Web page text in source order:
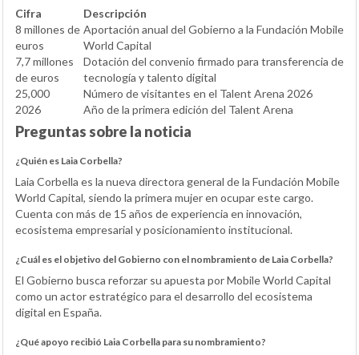
Cifra
Descripción
8 millones de
euros
Aportación anual del Gobierno a la Fundación Mobile
World Capital
7,7 millones
de euros
Dotación del convenio firmado para transferencia de
tecnología y talento digital
25,000
Número de visitantes en el Talent Arena 2026
2026
Año de la primera edición del Talent Arena
Preguntas sobre la noticia
¿Quién es Laia Corbella?
Laia Corbella es la nueva directora general de la Fundación Mobile
World Capital, siendo la primera mujer en ocupar este cargo.
Cuenta con más de 15 años de experiencia en innovación,
ecosistema empresarial y posicionamiento institucional.
¿Cuál es el objetivo del Gobierno con el nombramiento de Laia Corbella?
El Gobierno busca reforzar su apuesta por Mobile World Capital
como un actor estratégico para el desarrollo del ecosistema
digital en España.
¿Qué apoyo recibió Laia Corbella para su nombramiento?